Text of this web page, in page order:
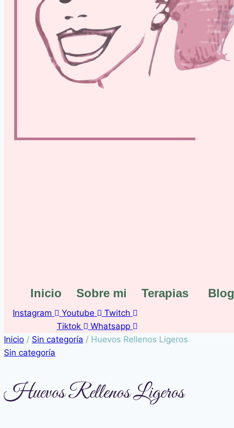
Inicio Sobre mi Terapias Blog
Instagram Youtube
Twitch
Tiktok
Whatsapp
Inicio / Sin categoría / Huevos Rellenos Ligeros
Sin categoría
Huevos Rellenos Ligeros